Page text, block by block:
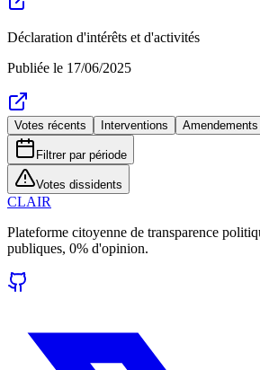
Déclaration d'intérêts et d'activités
Publiée le 17/06/2025
Votes récents Interventions Amendements
Filtrer par période
Votes dissidents
CLAIR
Plateforme citoyenne de transparence
publiques, 0% d'opinion.